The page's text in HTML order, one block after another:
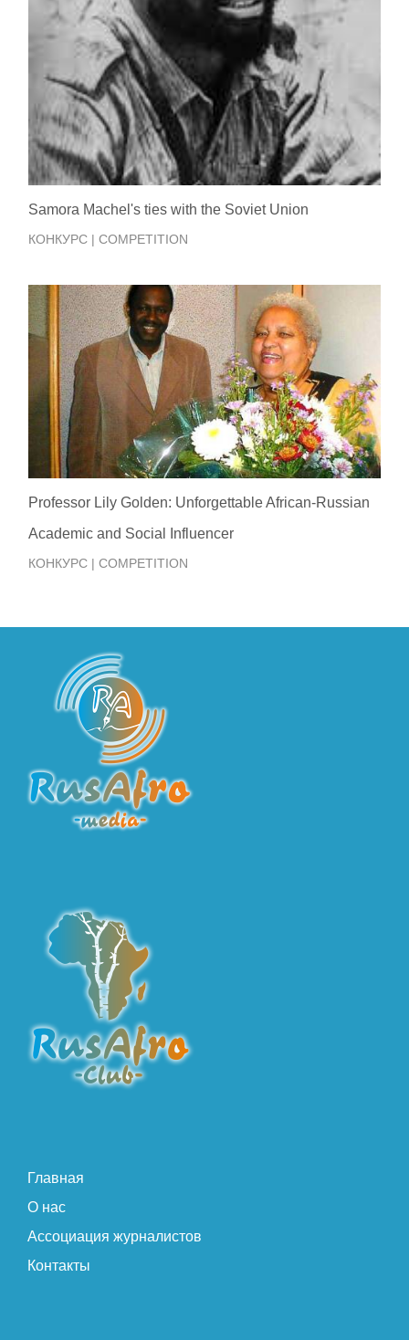
Samora Machel's ties with the Soviet Union
КОНКУРС | COMPETITION
Professor Lily Golden: Unforgettable African-Russian
Academic and Social Influencer
КОНКУРС | COMPETITION
Главная
О нас
Ассоциация журналистов
Контакты